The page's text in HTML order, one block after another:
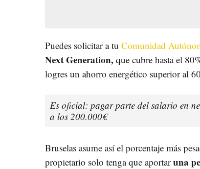
Puedes solicitar a tu Comunidad
Next Generation, que cubre hasta el
logres un ahorro energético superior al
Es oficial: pagar parte del salario en
a los 200.000€
Bruselas asume así el porcentaje más
propietario solo tenga que aportaruna